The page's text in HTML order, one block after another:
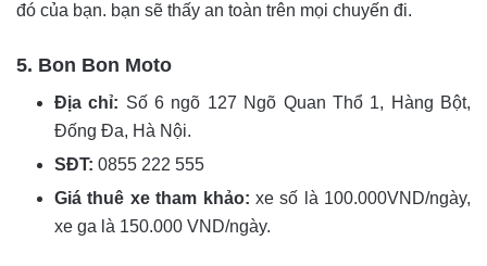
đó của bạn. bạn sẽ thấy an toàn trên mọi chuyến đi.
5. Bon Bon Moto
Địa chỉ: Số 6 ngõ 127 Ngõ Quan Thổ 1, Hàng Bột,
Đống Đa, Hà Nội.
SĐT: 0855 222 555
Giá thuê xe tham khảo: xe số là 100.000VND/ngày,
xe ga là 150.000 VND/ngày.